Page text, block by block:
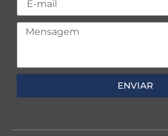
ENVIAR